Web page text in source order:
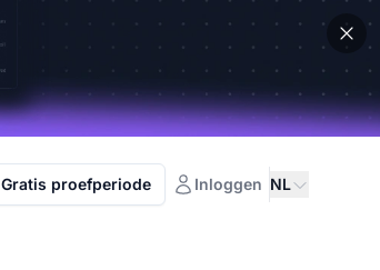
Gratis proefperiode Inloggen NL